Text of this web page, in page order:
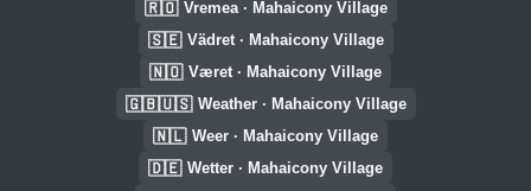
🇷🇴 Vremea · Mahaicony Village
🇸🇪 Vädret · Mahaicony Village
🇳🇴 Været · Mahaicony Village
🇬🇧🇺🇸 Weather · Mahaicony Village
🇳🇱 Weer · Mahaicony Village
🇩🇪 Wetter · Mahaicony Village